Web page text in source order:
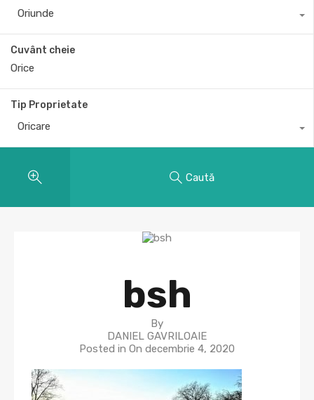
Oriunde
Cuvânt cheie
Tip Proprietate
Oricare
Caută
bsh
By
DANIEL GAVRILOAIE
Posted in On decembrie 4, 2020